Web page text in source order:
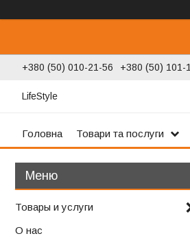
+380 (50) 010-21-56 +380 (50) 101-
LifeStyle
Головна Товари та послуги
Товары и услуги
О нас